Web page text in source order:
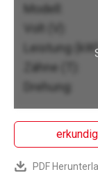
Modell:
Volt (V):
Leistung
Zähne (T):
Drehung:
PDF